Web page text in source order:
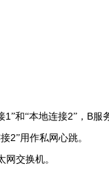
1 ”和“本地连接2”， B服
2”用作私网心跳。
网交换机。